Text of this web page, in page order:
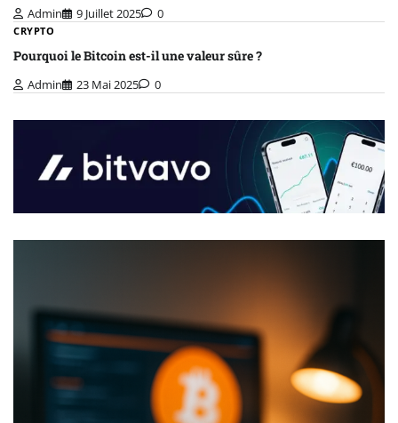
Admin 9 Juillet 2025 0
CRYPTO
Pourquoi le Bitcoin est-il une valeur sûre ?
Admin 23 Mai 2025 0